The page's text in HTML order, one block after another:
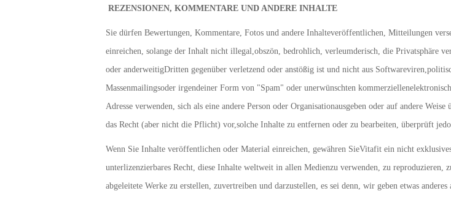
REZENSIONEN, KOMMENTARE UND ANDERE INHALTE
Sie dürfen Bewertungen, Kommentare, Fotos und andere Inhalteveröffentlichen, Mitteilungen
einreichen, solange der Inhalt nicht illegal,obszön, bedrohlich, verleumderisch, die Privatsphäre
oder anderweitigDritten gegenüber verletzend oder anstößig ist und nicht aus
Massenmailingsoder irgendeiner Form von "Spam" oder unerwünschten
Adresse verwenden, sich als eine andere Person oder Organisationausgeben oder auf andere
das Recht (aber nicht die Pflicht) vor,solche Inhalte zu entfernen oder zu bearbeiten, überprüft
Wenn Sie Inhalte veröffentlichen oder Material einreichen, gewähren SieVitafit ein nicht
unterlizenzierbares Recht, diese Inhalte weltweit in allen Medienzu verwenden, zu reproduzieren,
abgeleitete Werke zu erstellen, zuvertreiben und darzustellen, es sei denn, wir geben etwas